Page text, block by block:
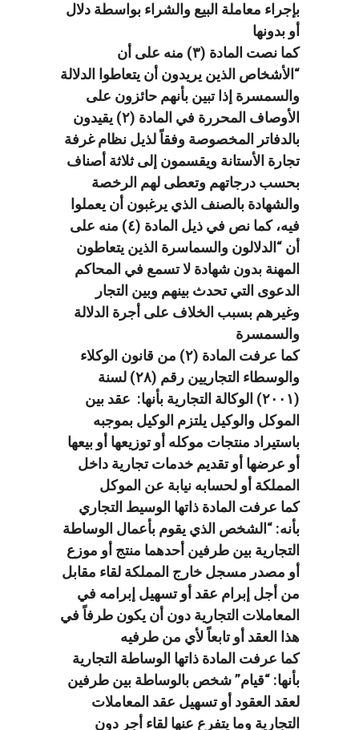
بإجراء معاملة البيع والشراء بواسطة دلال
أو بدونها
كما نصت المادة (۳) منه على أن
“الأشخاص الذين يريدون أن يتعاطوا الدلالة
والسمسرة إذا تبين بأنهم حائزون على
الأوصاف المحررة في المادة (۲) يقيدون
بالدفاتر المخصوصة وفقاً لذيل نظام غرفة
تجارة الأستانة ويقسمون إلى ثلاثة أصناف
بحسب درجاتهم وتعطى لهم الرخصة
والشهادة بالصنف الذي يرغبون أن يعملوا
فيه، كما نص في ذيل المادة (٤) منه على
أن “الدلالون والسماسرة الذين يتعاطون
المهنة بدون شهادة لا تسمع في المحاكم
الدعوى التي تحدث بينهم وبين التجار
وغيرهم بسبب الخلاف على أجرة الدلالة
والسمسرة
كما عرفت المادة (۲) من قانون الوكلاء
والوسطاء التجاريين رقم (۲۸) لسنة
(۲۰۰۱) الوكالة التجارية بأنها: عقد بين
الموكل والوكيل يلتزم الوكيل بموجبه
باستيراد منتجات موكله أو توزيعها أو بيعها
أو عرضها أو تقديم خدمات تجارية داخل
المملكة أو لحسابه نيابة عن الموكل
كما عرفت المادة ذاتها الوسيط التجاري
بأنه: “الشخص الذي يقوم بأعمال الوساطة
التجارية بين طرفين أحدهما منتج أو موزع
أو مصدر مسجل خارج المملكة لقاء مقابل
من أجل إبرام عقد أو تسهيل إبرامه في
المعاملات التجارية دون أن يكون طرفاً في
هذا العقد أو تابعاً لأي من طرفيه
كما عرفت المادة ذاتها الوساطة التجارية
بأنها: “قيام” شخص بالوساطة بين طرفين
لعقد العقود أو تسهيل عقد المعاملات
التجارية وما يتفرع عنها لقاء أجر دون